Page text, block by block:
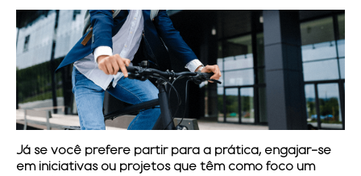
Já se você prefere partir para a prática, engajar-se
em iniciativas ou projetos que têm como foco um